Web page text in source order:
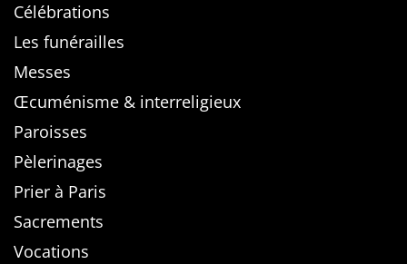
Célébrations
Les funérailles
Messes
Œcuménisme & interreligieux
Paroisses
Pèlerinages
Prier à Paris
Sacrements
Vocations